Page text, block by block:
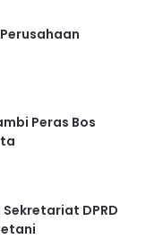
Peras Bos
Sekretariat DPRD